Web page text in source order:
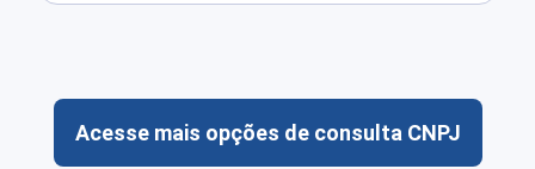
Acesse mais opções de consulta CNPJ